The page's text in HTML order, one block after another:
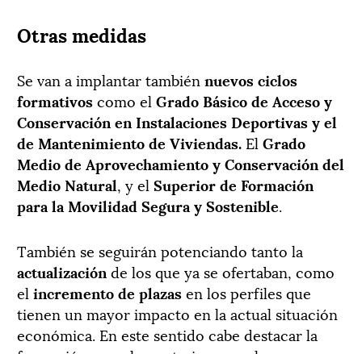
Otras medidas
Se van a implantar también nuevos ciclos
formativoscomo el Grado Básico de Acceso y
Conservación en Instalaciones Deportivas y el
de Mantenimiento de Viviendas. El Grado
Medio de Aprovechamiento y Conservación del
Medio Natural, y el Superior de Formación
para la Movilidad Segura y Sostenible.
También se seguirán potenciando tanto la
actualización de los que ya se ofertaban, como
el incremento de plazasen los perfiles que
tienen un mayor impacto en la actual situación
económica. En este sentido cabe destacar la